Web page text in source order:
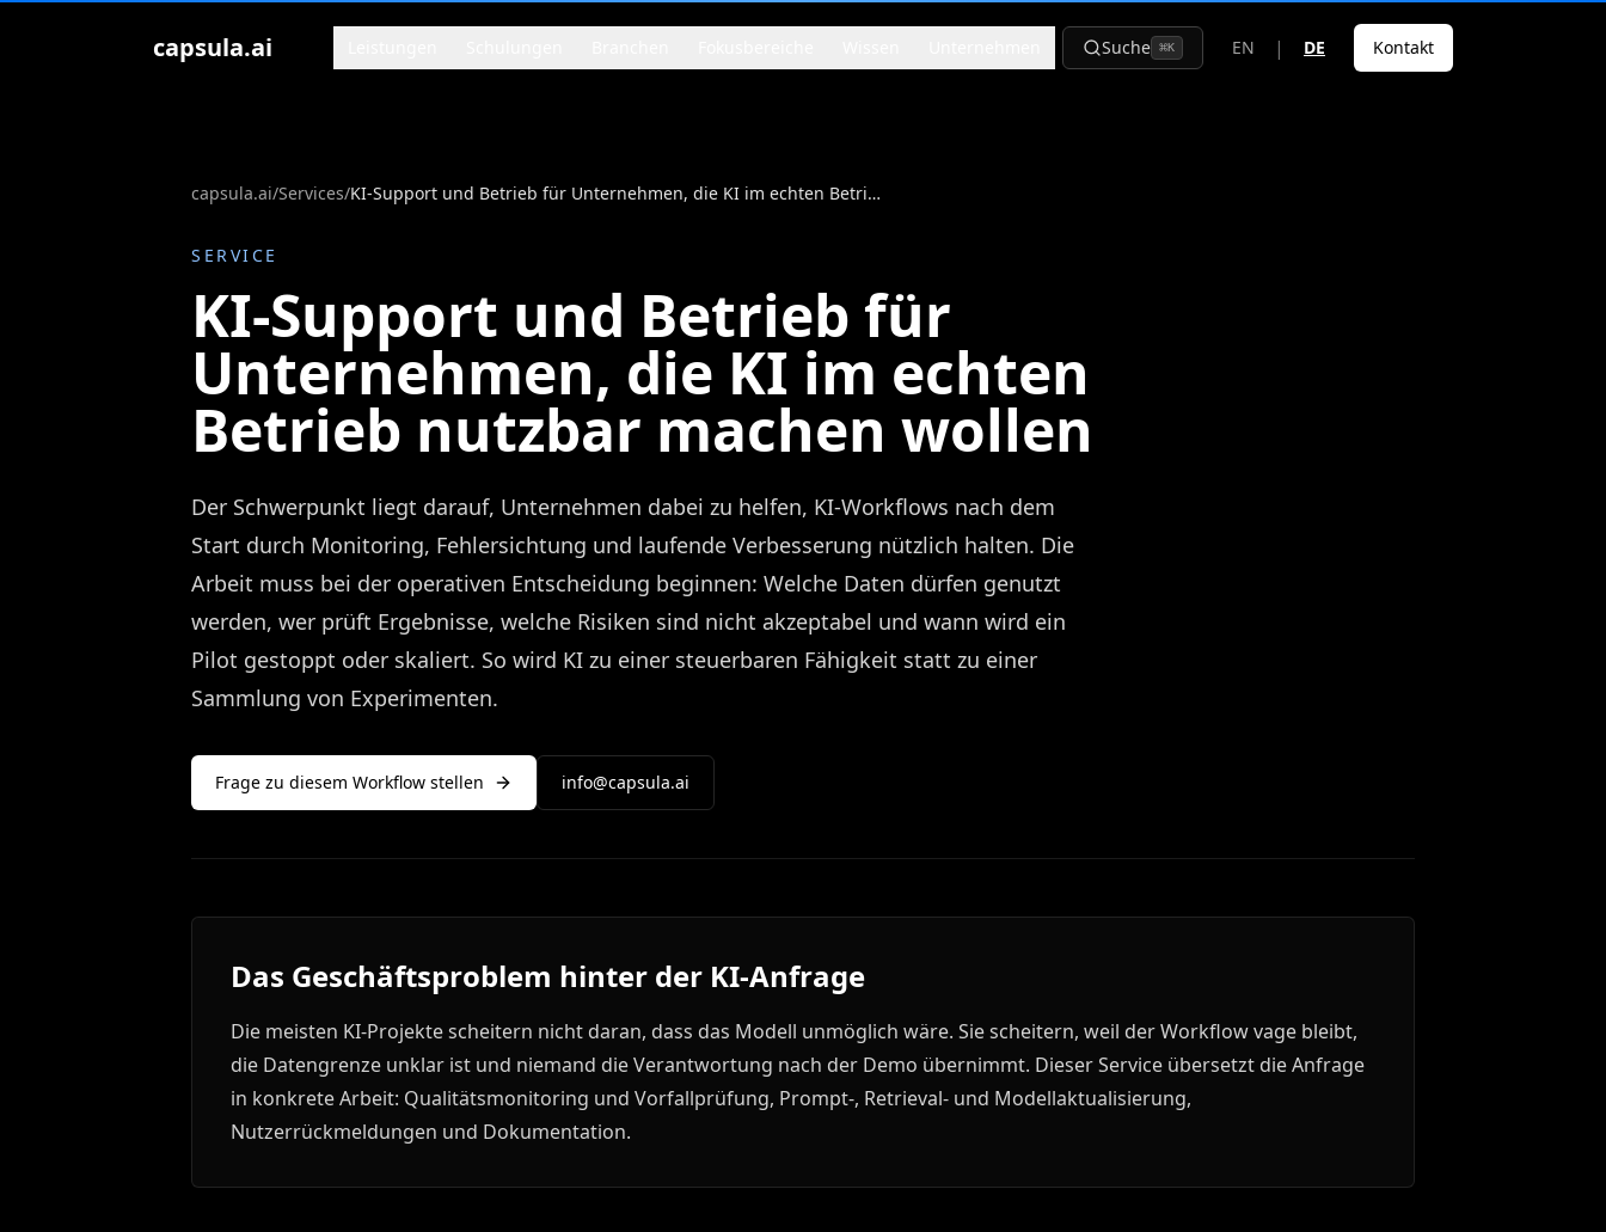
capsula.ai Suche ⌘K EN | DE Kontakt
capsula.ai/Services/ KI-Support und Betrieb für Unternehmen, die KI im echten Betrieb nutzbar machen wollen
SERVICE
KI-Support und Betrieb für
Unternehmen, die KI im echten
Betrieb nutzbar machen wollen
Der Schwerpunkt liegt darauf, Unternehmen dabei zu helfen, KI-Workflows nach dem
Start durch Monitoring, Fehlersichtung und laufende Verbesserung nützlich halten. Die
Arbeit muss bei der operativen Entscheidung beginnen: Welche Daten dürfen genutzt
werden, wer prüft Ergebnisse, welche Risiken sind nicht akzeptabel und wann wird ein
Pilot gestoppt oder skaliert. So wird KI zu einer steuerbaren Fähigkeit statt zu einer
Sammlung von Experimenten.
Frage zu diesem Workflow stellen info@capsula.ai
Das Geschäftsproblem hinter der KI-Anfrage
Die meisten KI-Projekte scheitern nicht daran, dass das Modell unmöglich wäre. Sie scheitern, weil der Workflow vage bleibt,
die Datengrenze unklar ist und niemand die Verantwortung nach der Demo übernimmt. Dieser Service übersetzt die Anfrage
in konkrete Arbeit: Qualitätsmonitoring und Vorfallprüfung, Prompt-, Retrieval- und Modellaktualisierung,
Nutzerrückmeldungen und Dokumentation.